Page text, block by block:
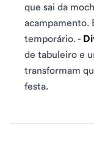
que sai da
acampamento.
temporário. -
de tabuleiro e
transformam
festa.